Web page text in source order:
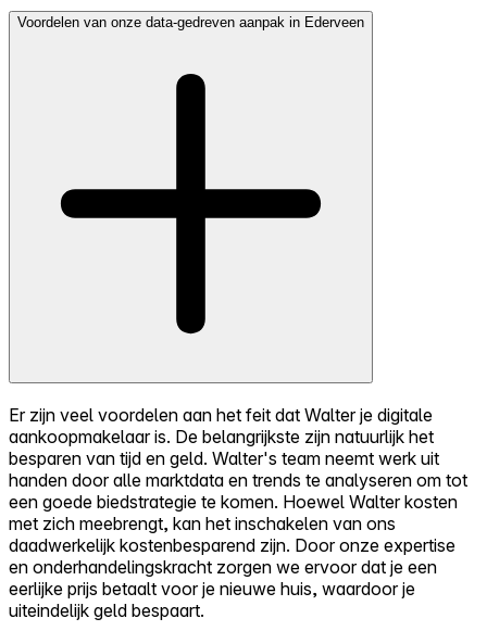
Voordelen van onze data-gedreven aanpak in Ederveen
Er zijn veel voordelen aan het feit dat Walter je digitale
aankoopmakelaar is. De belangrijkste zijn natuurlijk het
besparen van tijd en geld. Walter's team neemt werk uit
handen door alle marktdata en trends te analyseren om tot
een goede biedstrategie te komen. Hoewel Walter kosten
met zich meebrengt, kan het inschakelen van ons
daadwerkelijk kostenbesparend zijn. Door onze expertise
en onderhandelingskracht zorgen we ervoor dat je een
eerlijke prijs betaalt voor je nieuwe huis, waardoor je
uiteindelijk geld bespaart.